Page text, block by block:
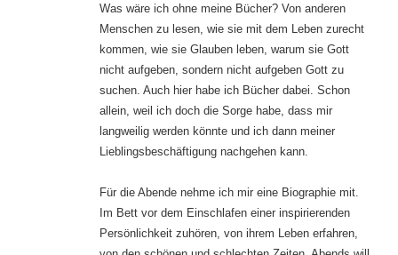
Was wäre ich ohne meine Bücher? Von anderen
Menschen zu lesen, wie sie mit dem Leben zurecht
kommen, wie sie Glauben leben, warum sie Gott
nicht aufgeben, sondern nicht aufgeben Gott zu
suchen. Auch hier habe ich Bücher dabei. Schon
allein, weil ich doch die Sorge habe, dass mir
langweilig werden könnte und ich dann meiner
Lieblingsbeschäftigung nachgehen kann.
Für die Abende nehme ich mir eine Biographie mit.
Im Bett vor dem Einschlafen einer inspirierenden
Persönlichkeit zuhören, von ihrem Leben erfahren,